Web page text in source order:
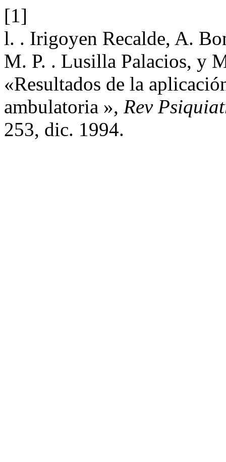
[1]
l. . Irigoyen Recalde, A.
M. P. . Lusilla Palacios, y
«Resultados de la
ambulatoria », Rev
253, dic. 1994.